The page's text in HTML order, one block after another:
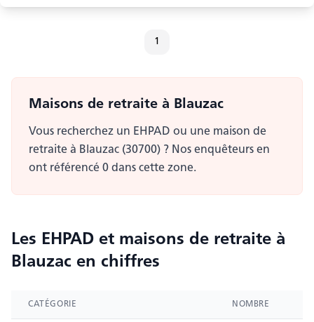
1
Maisons de retraite à Blauzac
Vous recherchez un EHPAD ou une maison de
retraite à Blauzac (30700) ? Nos enquêteurs en
ont référencé 0 dans cette zone.
Les EHPAD et maisons de retraite à
Blauzac en chiffres
CATÉGORIE NOMBRE